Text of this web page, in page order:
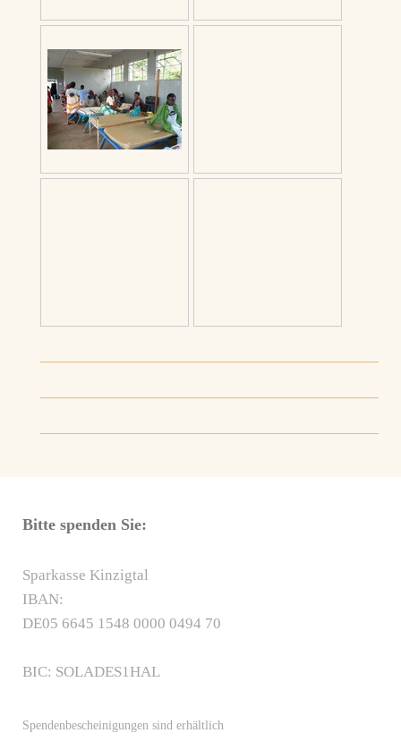
Bitte spenden Sie:
Sparkasse Kinzigtal
IBAN:
DE05 6645 1548 0000 0494 70
BIC: SOLADES1HAL
Spendenbescheinigungen sind erhältlich